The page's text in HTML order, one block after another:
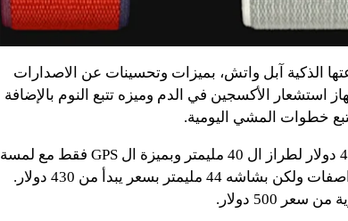
الذكية آبل واتش، بميزات وتحسينات عن الاصدارات
استشعار الأكسجين في الدم وميزه تتبع النوم بالإضافة
خطوات المشي اليومية.
يبدأ سعر ساعة آبل الاصدار السادس من 400 دولار لطراز ال 40 مليمتر وبميزة ال GPS فقط مع لمسة
الألومنيوم النهائية. ويمكنك شراء نفس المواصفات ولكن بشاشه 44 مليمتر بسعر يبدأ من 430 دولار.
500 دولار.